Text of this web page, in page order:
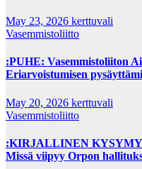
May 23, 2026 kerttuvali
Vasemmistoliitto
:PUHE: Vasemmistoliiton
Eriarvoistumisen
May 20, 2026 kerttuvali
Vasemmistoliitto
:KIRJALLINEN
Missä viipyy Orpon